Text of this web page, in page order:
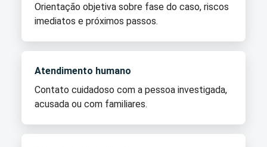
Orientação objetiva sobre fase do caso, riscos
imediatos e próximos passos.
Atendimento humano
Contato cuidadoso com a pessoa investigada,
acusada ou com familiares.